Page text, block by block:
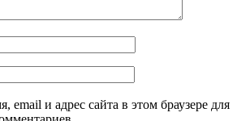
email и адрес сайта в этом браузере для